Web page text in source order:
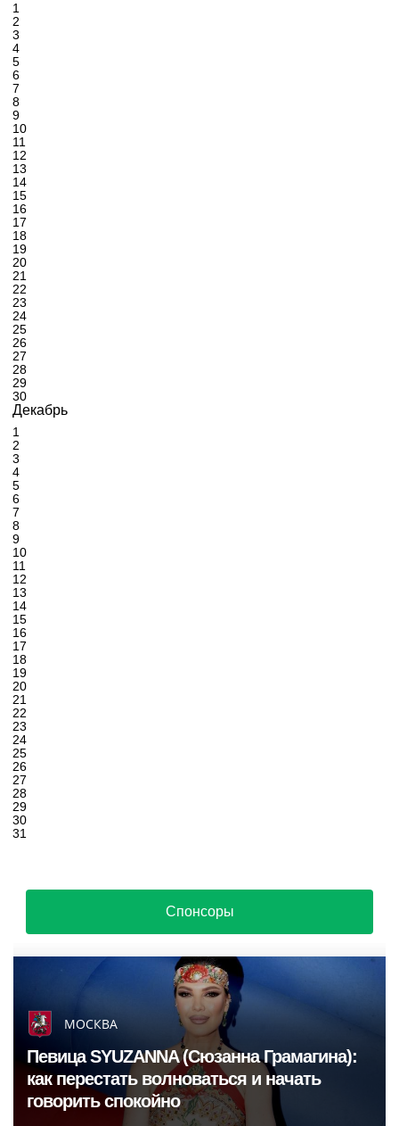
1
2
3
4
5
6
7
8
9
10
11
12
13
14
15
16
17
18
19
20
21
22
23
24
25
26
27
28
29
30
Декабрь
1
2
3
4
5
6
7
8
9
10
11
12
13
14
15
16
17
18
19
20
21
22
23
24
25
26
27
28
29
30
31
Спонсоры
МОСКВА
Певица SYUZANNA (Сюзанна Грамагина):
как перестать волноваться и начать
говорить спокойно